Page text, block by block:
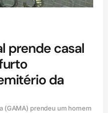
prende casal
da
(GAMA) prendeu um homem